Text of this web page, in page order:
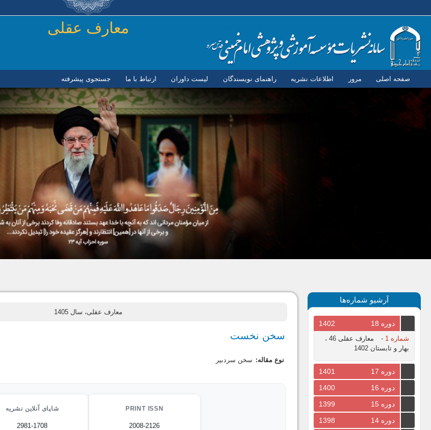
رفتن به محتوای اصلی
معارف عقلی
صفحه اصلی مرور اطلاعات نشریه راهنمای نویسندگان لیست داوران ارتباط با ما جستجوی پیشرفته
آرشیو شماره‌ها
دوره 18 1402
شماره 1 -
معارف عقلی 46 ،
بهار و تابستان 1402
دوره 17
1401
دوره 16
1400
دوره 15
1399
دوره 14
1398
معارف عقلی، سال 1405
سخن نخست
نوع مقاله: سخن سردبیر
PRINT ISSN
2008-2126
شاپای آنلاین نشریه
2981-1708